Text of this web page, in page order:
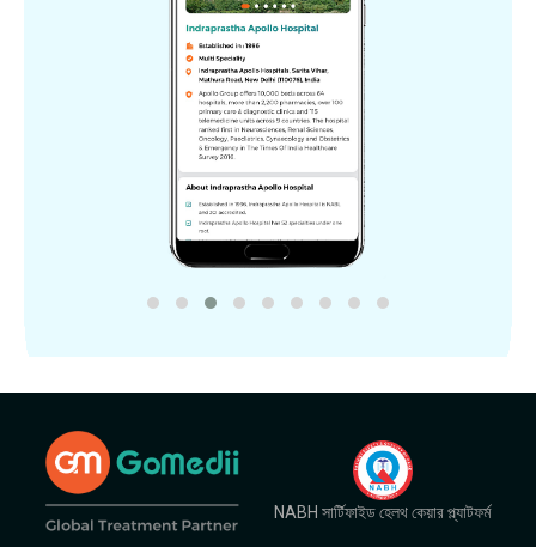
NABH সার্টিফাইড হেলথ কেয়ার প্ল্যাটফর্ম